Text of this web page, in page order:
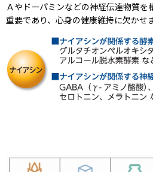
Ａやドーパミンなどの神経伝達物質を
重要であり、心身の健康維持に欠かせ